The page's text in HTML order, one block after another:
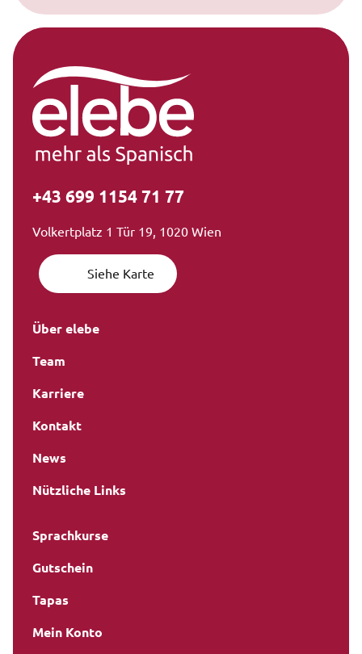
+43 699 1154 71 77
Volkertplatz 1 Tür 19, 1020 Wien
Siehe Karte
Über elebe
Team
Karriere
Kontakt
News
Nützliche Links
Sprachkurse
Gutschein
Tapas
Mein Konto